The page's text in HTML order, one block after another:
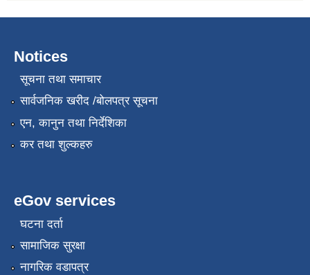
Notices
सूचना तथा समाचार
सार्वजनिक खरीद /बोलपत्र सूचना
एन, कानुन तथा निर्देशिका
कर तथा शुल्कहरु
eGov services
घटना दर्ता
सामाजिक सुरक्षा
नागरिक वडापत्र